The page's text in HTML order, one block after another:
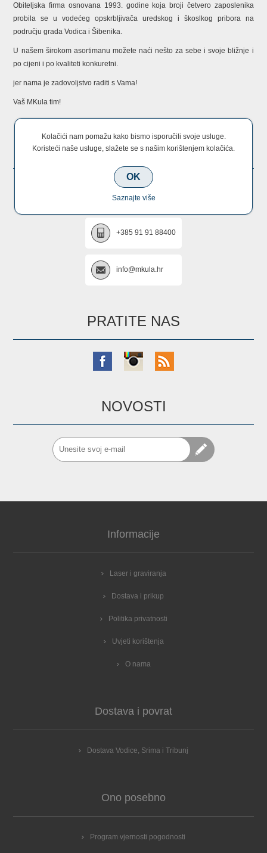
Obiteljska firma osnovana 1993. godine koja broji četvero zaposlenika
probila se u vodećeg opskrbljivača uredskog i škoslkog pribora na
području grada Vodica i Šibenika.
U našem širokom asortimanu možete naći nešto za sebe i svoje bližnje i
po cijeni i po kvaliteti konkuretni.
jer nama je zadovoljstvo raditi s Vama!
Vaš MKula tim!
KONTAKTIRAJTE NAS
+385 22 670 005
+385 91 91 88400
info@mkula.hr
PRATITE NAS
NOVOSTI
Informacije
Laser i graviranja
Dostava i prikup
Politika privatnosti
Uvjeti korištenja
O nama
Dostava i povrat
Dostava Vodice, Srima i Tribunj
Ono posebno
Program vjernosti pogodnosti
Kolačići nam pomažu kako bismo isporučili svoje usluge.
Koristeći naše usluge, slažete se s našim korištenjem kolačića.
OK
Saznajte više